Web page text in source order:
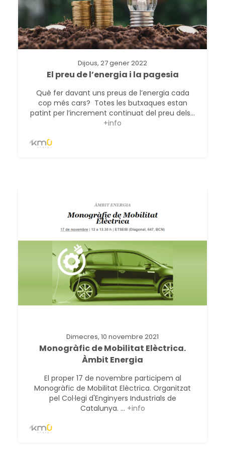
Dijous, 27 gener 2022
El preu de l’energia i la pagesia
Què fer davant uns preus de l’energia cada
cop més cars? Totes les butxaques estan
patint per l’increment continuat del preu dels...
+info
Dimecres, 10 novembre 2021
Monogràfic de Mobilitat Elèctrica.
Àmbit Energia
El proper 17 de novembre participem al
Monogràfic de Mobilitat Elèctrica. Organitzat
pel Col·legi d'Enginyers Industrials de
Catalunya. ... +info